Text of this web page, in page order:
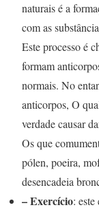
naturais é a
com as
Este processo é
formam
normais. No
anticorpos, O
verdade causar
Os que
pólen, poeira,
desencadeia
– Exercício: